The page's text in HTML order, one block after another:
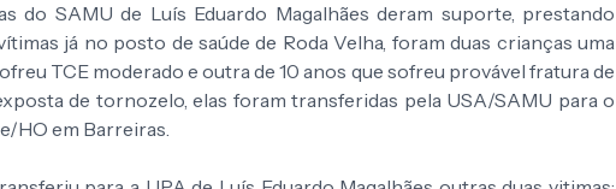
do SAMU de Luís Eduardo Magalhães deram suporte, prestando
já no posto de saúde de Roda Velha, foram duas crianças uma
TCE moderado e outra de 10 anos que sofreu provável fratura de
de tornozelo, elas foram transferidas pela USA/SAMU para o
HO em Barreiras.